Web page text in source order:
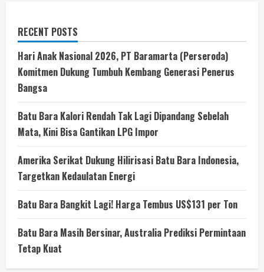
RECENT POSTS
Hari Anak Nasional 2026, PT Baramarta (Perseroda)
Komitmen Dukung Tumbuh Kembang Generasi Penerus
Bangsa
Batu Bara Kalori Rendah Tak Lagi Dipandang Sebelah
Mata, Kini Bisa Gantikan LPG Impor
Amerika Serikat Dukung Hilirisasi Batu Bara Indonesia,
Targetkan Kedaulatan Energi
Batu Bara Bangkit Lagi! Harga Tembus US$131 per Ton
Batu Bara Masih Bersinar, Australia Prediksi Permintaan
Tetap Kuat